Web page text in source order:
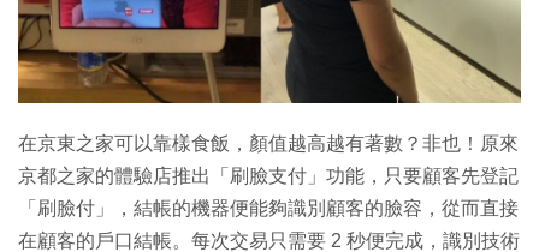
特集
在京東之家可以靠樣食飯，顏值越高越有著數？非也！原來
京都之家的體驗店推出「刷臉支付」功能，只要顧客先登記
「刷臉付」，結帳的機器便能夠識別顧客的臉容，從而直接
在顧客的戶口結帳。每次交易只需要 2 秒便完成，識別技術